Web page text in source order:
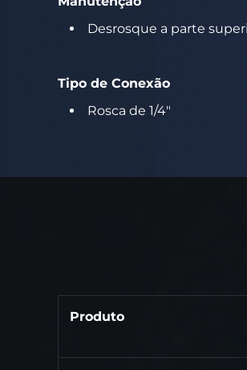
Desrosque a parte
Tipo de Conexão
Rosca de 1/4"
Produto